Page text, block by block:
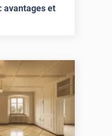
avantages et